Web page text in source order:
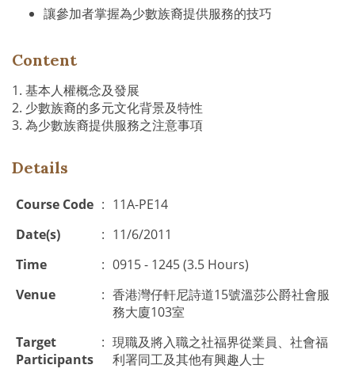
讓參加者掌握為少數族裔提供服務的技巧
Content
1. 基本人權概念及發展
2. 少數族裔的多元文化背景及特性
3. 為少數族裔提供服務之注意事項
Details
Course Code : 11A-PE14
Date(s)
: 11/6/2011
Time
: 0915 - 1245 (3.5 Hours)
Venue
: 香港灣仔軒尼詩道15號溫莎公爵社會服
務大廈103室
Target
Participants
: 現職及將入職之社福界從業員、社會福
利署同工及其他有興趣人士